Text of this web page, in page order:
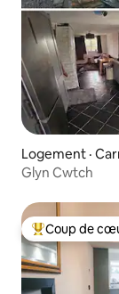
Logement ·
Glyn Cwtch
Coup de cœur
Coup de